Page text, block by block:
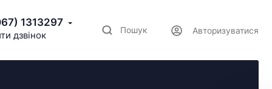
1313297
дзвінок Пошук Авторизуватися